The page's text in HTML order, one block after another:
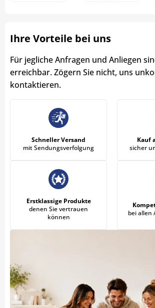
Ihre Vorteile bei uns
Für jegliche Anfragen und Anliegen
erreichbar. Zögern Sie nicht, uns
kontaktieren.
Schneller Versand
mit Sendungsverfolgung
Kauf
sicher
Erstklassige Produkte
denen Sie vertrauen
können
bei allen